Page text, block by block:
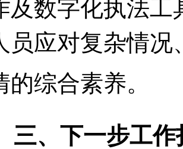
及数字化执法工
员应对复杂情况
的综合素养。
三、下一步工作